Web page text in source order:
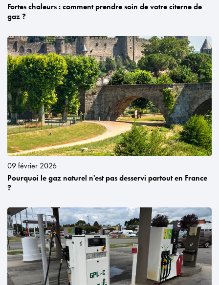
Fortes chaleurs : comment prendre soin de votre citerne de
gaz ?
09 février 2026
Pourquoi le gaz naturel n'est pas desservi partout en France
?